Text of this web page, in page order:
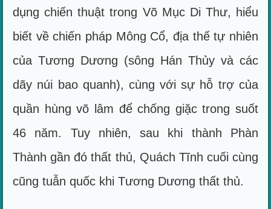
dụng chiến thuật trong Võ Mục Di Thư, hiểu
biết về chiến pháp Mông Cổ, địa thế tự nhiên
của Tương Dương (sông Hán Thủy và các
dãy núi bao quanh), cùng với sự hỗ trợ của
quần hùng võ lâm để chống giặc trong suốt
46 năm. Tuy nhiên, sau khi thành Phàn
Thành gần đó thất thủ, Quách Tĩnh cuối cùng
cũng tuẫn quốc khi Tương Dương thất thủ.